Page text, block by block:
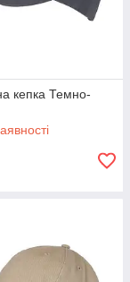
кепка Темно-